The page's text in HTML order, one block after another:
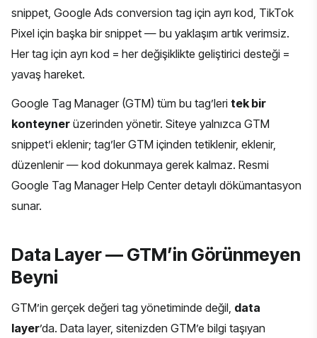
snippet, Google Ads conversion tag için ayrı kod, TikTok
Pixel için başka bir snippet — bu yaklaşım artık verimsiz.
Her tag için ayrı kod = her değişiklikte geliştirici desteği =
yavaş hareket.
Google Tag Manager(GTM) tüm bu tag’leri tek bir
konteyner üzerinden yönetir. Siteye yalnızca GTM
snippet’i eklenir; tag’ler GTM içinden tetiklenir, eklenir,
düzenlenir — kod dokunmaya gerek kalmaz. Resmi
Google Tag Manager Help Centerdetaylı dökümantasyon
sunar.
Data Layer — GTM’in Görünmeyen
Beyni
GTM’in gerçek değeri tag yönetiminde değil, data
layer’da. Data layer, sitenizden GTM’e bilgi taşıyan